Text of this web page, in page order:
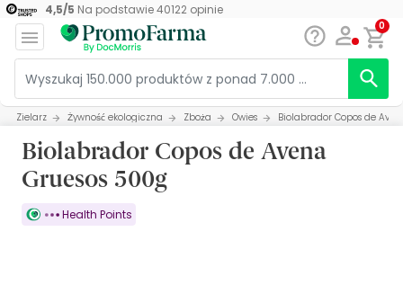
4,5/5 Na podstawie40122opinie
0
Zielarz Żywność ekologiczna Zboża Owies Biolabrador Copos de
Biolabrador Copos de Avena
Gruesos 500g
Health Points